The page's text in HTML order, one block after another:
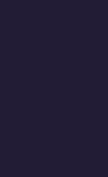
inferior cuál es el
de carga
como si están en
a la que están.
de
que puedas